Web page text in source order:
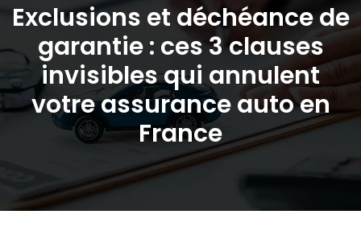
Exclusions et déchéance de
garantie : ces 3 clauses
invisibles qui annulent
votre assurance auto en
France